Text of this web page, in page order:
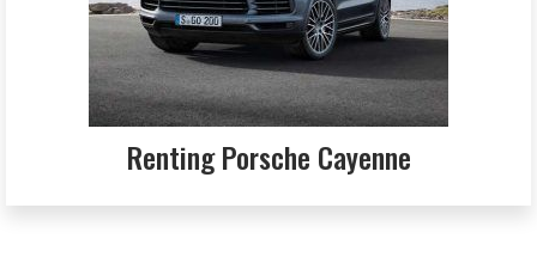
Renting Porsche Cayenne